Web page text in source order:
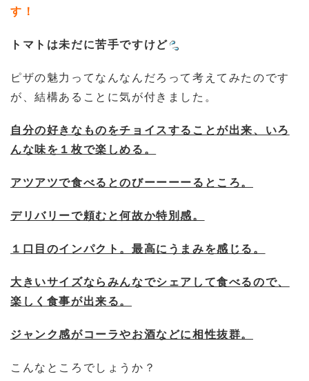
す！
トマトは未だに苦手ですけど
ピザの魅力ってなんなんだろって考えてみたのです
が、結構あることに気が付きました。
自分の好きなものをチョイスすることが出来、いろ
んな味を１枚で楽しめる。
アツアツで食べるとのびーーーーるところ。
デリバリーで頼むと何故か特別感。
１口目のインパクト。最高にうまみを感じる。
大きいサイズならみんなでシェアして食べるので、
楽しく食事が出来る。
ジャンク感がコーラやお酒などに相性抜群。
こんなところでしょうか？